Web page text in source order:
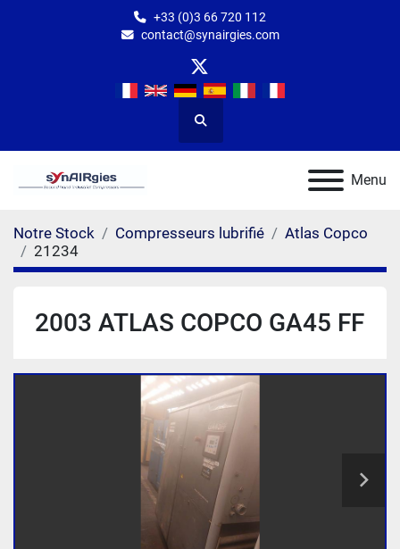
+33 (0)3 66 720 112
contact@synairgies.com
twitter
Rechercher
Menu
Notre Stock Compresseurs lubrifié
Atlas Copco
21234
2003 ATLAS COPCO GA45 FF